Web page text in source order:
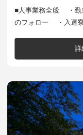
■人事業務全般 ・勤
のフォロー ・入退
詳